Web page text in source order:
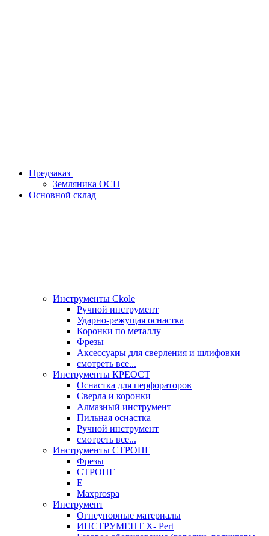
Предзаказ
Земляника ОСП
Основной склад
Инструменты Ckole
Ручной инструмент
Ударно‑режущая оснастка
Коронки по металлу
Фрезы
Аксессуары для сверления и шлифовки
смотреть все...
Инструменты КРЕОСТ
Оснастка для перфораторов
Сверла и коронки
Алмазный инструмент
Пильная оснастка
Ручной инструмент
смотреть все...
Инструменты СТРОНГ
Фрезы
СТРОНГ
Е
Maxprospa
Инструмент
Огнеупорные материалы
ИНСТРУМЕНТ X- Pert